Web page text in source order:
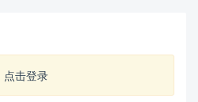
点击登录